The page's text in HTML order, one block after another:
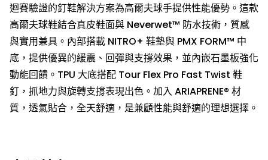
迴賽驗證的釘鞋解決方案為高爾夫球手提供性能優勢。這款
高爾夫球鞋結合真皮鞋面與 Neverwet™ 防水技術，質感
與實用兼具。內部搭載 NITRO+ 鞋墊與 PMX FORM™ 中
底，提供優異的緩震、回彈與支撐效果，並內嵌石墨板強化
動能回饋。TPU 大底搭配 Tour Flex Pro Fast Twist 鞋
釘，抓地力與旋轉支撐表現出色。加入 ARIAPRENE® 材
質，透氣貼合，全天舒適，是兼顧性能與舒適的理想選擇。